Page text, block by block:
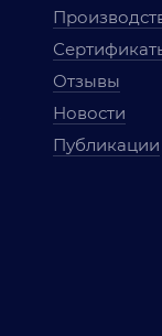
Отзывы
Новости
Публикации